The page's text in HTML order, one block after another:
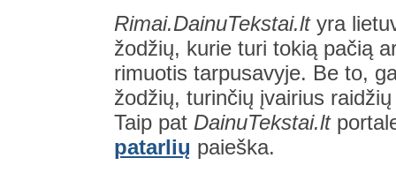
Rimai.DainuTekstai.ltyra
žodžių, kurie turi tokią pačią
rimuotis tarpusavyje. Be to,
žodžių, turinčių įvairius
Taip pat DainuTekstai.lt
patarlių paieška.